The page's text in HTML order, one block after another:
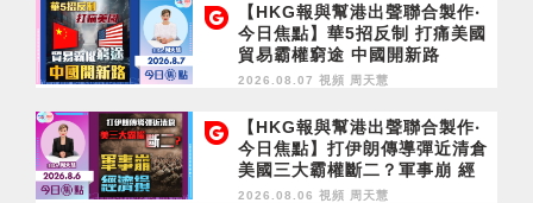
【HKG報與幫港出聲聯合製作‧
今日焦點】華5招反制 打痛美國
貿易霸權窮途 中國開新路
2026.08.07 視頻 周天慧
【HKG報與幫港出聲聯合製作‧
今日焦點】打伊朗傳導彈近清倉
美國三大霸權斷二？軍事崩 經
濟損
2026.08.06 視頻 周天慧